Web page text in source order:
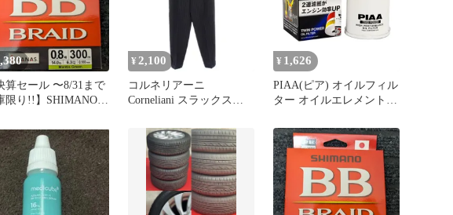
ーブリトルブリーズ
ー NTT32555 T S/S
B
算セール 〜8/31まで
限り!!】SHIMANO
BBブレイド 0.8号
マンティスグリー
LD-M74Y
¥ 2,100
コルネリアーニ
Corneliani スラックスパ
イ ストライプ柄 紺 ネイ
ビー /BB ■GY58
¥ 1,626
PIAA(ピア) オイルフィル
ター オイルエレメント
開発の2連濾紙構造の高
機能エレメント》 1個入
bB・ヴィッツ・エスティ
マ_他 Z1